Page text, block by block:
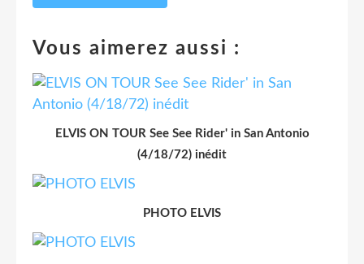
Vous aimerez aussi :
ELVIS ON TOUR See See Rider' in San Antonio
(4/18/72) inédit
PHOTO ELVIS